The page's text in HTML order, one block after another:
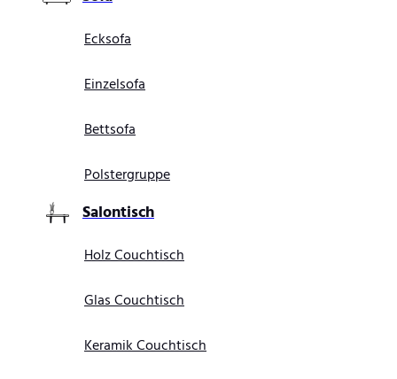
Ecksofa
Einzelsofa
Bettsofa
Polstergruppe
Salontisch
Holz Couchtisch
Glas Couchtisch
Keramik Couchtisch